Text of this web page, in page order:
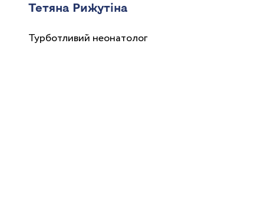
Тетяна Рижутіна
Турботливий неонатолог